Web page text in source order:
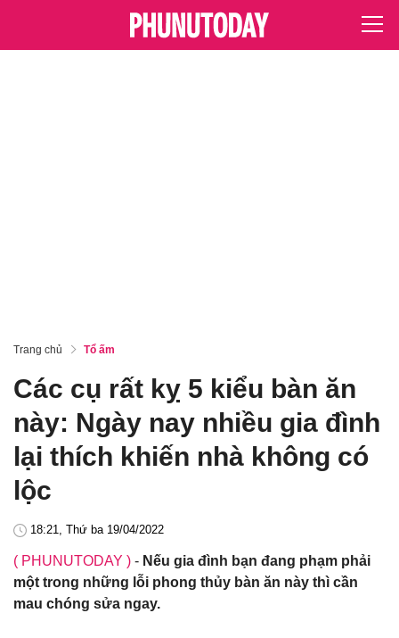
Trang chủ Tổ ấm
Các cụ rất kỵ 5 kiểu bàn ăn
này: Ngày nay nhiều gia đình
lại thích khiến nhà không có
lộc
18:21, Thứ ba 19/04/2022
( PHUNUTODAY ) - Nếu gia đình bạn đang phạm phải
một trong những lỗi phong thủy bàn ăn này thì cần
mau chóng sửa ngay.